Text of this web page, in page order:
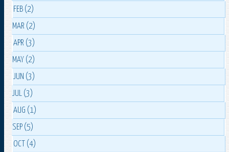
FEB (2)
MAR (2)
APR (3)
MAY (2)
JUN (3)
JUL (3)
AUG (1)
SEP (5)
OCT (4)